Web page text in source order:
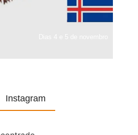
Instagram